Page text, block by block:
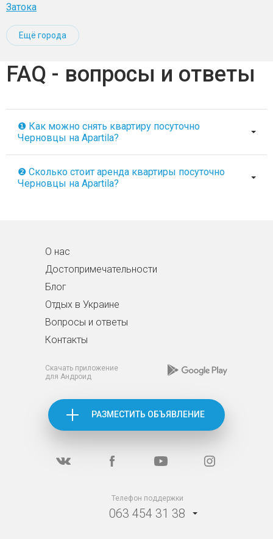
Затока
Ещё города
FAQ - вопросы и ответы
❶ Как можно снять квартиру посуточно
Черновцы на Apartila?
❷ Сколько стоит аренда квартиры посуточно
Черновцы на Apartila?
О нас
Достопримечательности
Блог
Отдых в Украине
Вопросы и ответы
Контакты
Скачать приложение
для Андроид
РАЗМЕСТИТЬ ОБЪЯВЛЕНИЕ
Телефон поддержки
063 454 31 38